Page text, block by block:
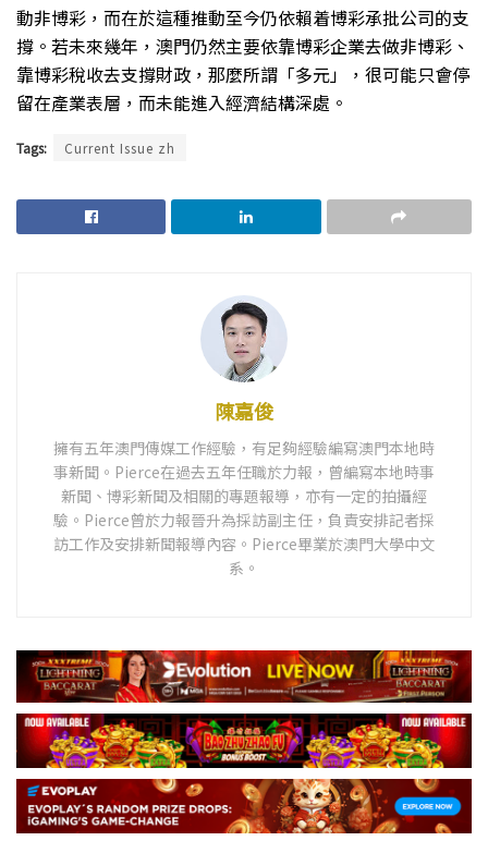
動非博彩，而在於這種推動至今仍依賴着博彩承批公司的支
撐。若未來幾年，澳門仍然主要依靠博彩企業去做非博彩、
靠博彩稅收去支撐財政，那麼所謂「多元」，很可能只會停
留在產業表層，而未能進入經濟結構深處。
Tags: Current Issue zh
陳嘉俊
擁有五年澳門傳媒工作經驗，有足夠經驗編寫澳門本地時
事新聞。Pierce在過去五年任職於力報，曾編寫本地時事
新聞、博彩新聞及相關的專題報導，亦有一定的拍攝經
驗。Pierce曾於力報晉升為採訪副主任，負責安排記者採
訪工作及安排新聞報導內容。Pierce畢業於澳門大學中文
系。